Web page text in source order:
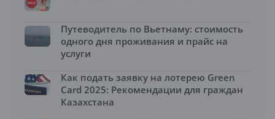
Путеводитель по Вьетнаму: стоимость
одного дня проживания и прайс на
услуги
Как подать заявку на лотерею Green
Card 2025: Рекомендации для граждан
Казахстана